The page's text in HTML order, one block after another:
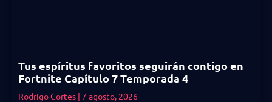
Tus espíritus favoritos seguirán contigo en
Fortnite Capítulo 7 Temporada 4
Rodrigo Cortes 7 agosto, 2026